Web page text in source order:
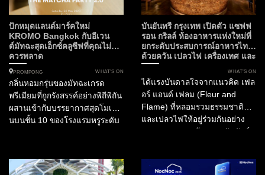
เคมปินสกี้ กรุงเทพฯ เตรียมเปิด
ประตูต้อนรับ “Masque” ห้อง
อาหารอันดับ 1 ของประเทศ
อินเดีย และอันดับ 15 ของ
เอเชีย...
กิจกรรม Tastes of Thailand
2026 เมื่อ ห้องอาหารไทย
ฟร้อนท์รูม (Front Room)...
ปักหมุดแลนด์มาร์คใหม่
KROMO Bangkok กับอีเวน
ต์มัทฉะสุดเอ็กซ์คลูซีฟที่คุณไม่
ควรพลาด
PROMPONG WHAT’S ON
กลิ่นหอมกรุ่นของมัทฉะเกรด
พรีเมียมที่ถูกรังสรรค์อย่างพิถีพิถัน
ผสานเข้ากับบรรยากาศสุดโมเดิร์
นบนชั้น 10 ของโรงแรมหรูระดับ
ของกรุงเทพมหานคร นี่คือการก
ลับมาอย่างยิ่งใหญ่ของ The
บันยันทรี กรุงเทพ เปิดตัว แซฟฟ
รอน กริลล์ ห้องอาหารแห่งใหม่ที่
ยกระดับประสบการณ์อาหารไทย
ด้วยควัน เปลวไฟ เครื่องเทศ และ
ความยั่งยืน
WHAT’S ON
ได้แรงบันดาลใจจากแนวคิด เฟล
อร์ แอนด์ เฟลม (Fleur and
Flame) ที่หลอมรวมธรรมชาติ
และเปลวไฟให้อยู่ร่วมกันอย่าง
Flame ถ่ายทอดพลัง...